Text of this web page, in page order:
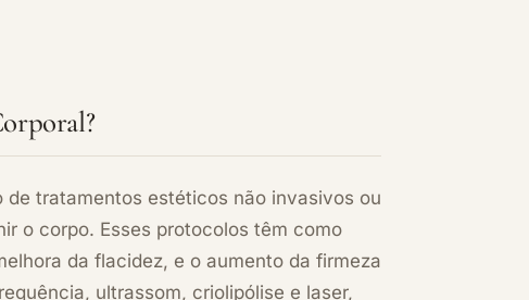
de tratamentos estéticos não invasivos ou
o corpo. Esses protocolos têm como
da flacidez, e o aumento da firmeza
ultrassom, criolipólise e laser,